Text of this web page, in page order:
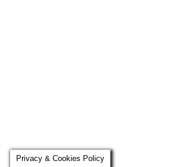
Privacy & Cookies Policy